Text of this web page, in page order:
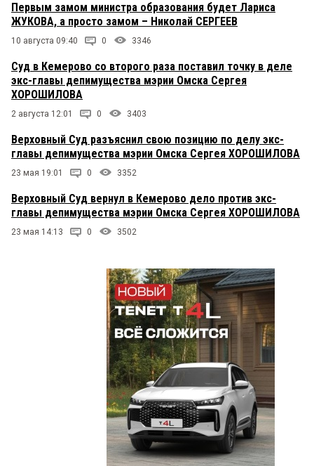
Первым замом министра образования будет Лариса
ЖУКОВА, а просто замом – Николай СЕРГЕЕВ
10 августа 09:40 0 3346
Суд в Кемерово со второго раза поставил точку в деле
экс-главы депимущества мэрии Омска Сергея
ХОРОШИЛОВА
2 августа 12:01 0 3403
Верховный Суд разъяснил свою позицию по делу экс-
главы депимущества мэрии Омска Сергея ХОРОШИЛОВА
23 мая 19:01 0 3352
Верховный Суд вернул в Кемерово дело против экс-
главы депимущества мэрии Омска Сергея ХОРОШИЛОВА
23 мая 14:13 0 3502